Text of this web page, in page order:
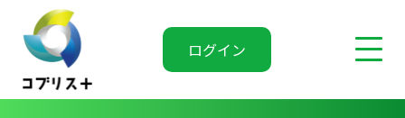
ログイン